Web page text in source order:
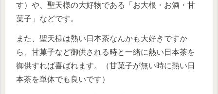
す）や、聖天様の大好物である「お大根・お酒・甘
菓子」などです。
また、聖天様は熱い日本茶なんかも大好きですか
ら、甘菓子など御供される時と一緒に熱い日本茶を
御供すれば喜ばれます。（甘菓子が無い時に熱い日
本茶を単体でも良いです）